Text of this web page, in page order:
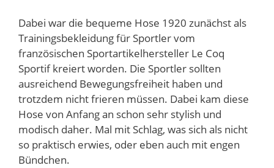
Dabei war die bequeme Hose 1920 zunächst als
Trainingsbekleidung für Sportler vom
französischen Sportartikelhersteller Le Coq
Sportif kreiert worden. Die Sportler sollten
ausreichend Bewegungsfreiheit haben und
trotzdem nicht frieren müssen. Dabei kam diese
Hose von Anfang an schon sehr stylish und
modisch daher. Mal mit Schlag, was sich als nicht
so praktisch erwies, oder eben auch mit engen
Bündchen.